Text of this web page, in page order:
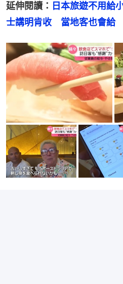
延伸閱讀： 日本旅遊不用給
士講明肯收　當地客也會給